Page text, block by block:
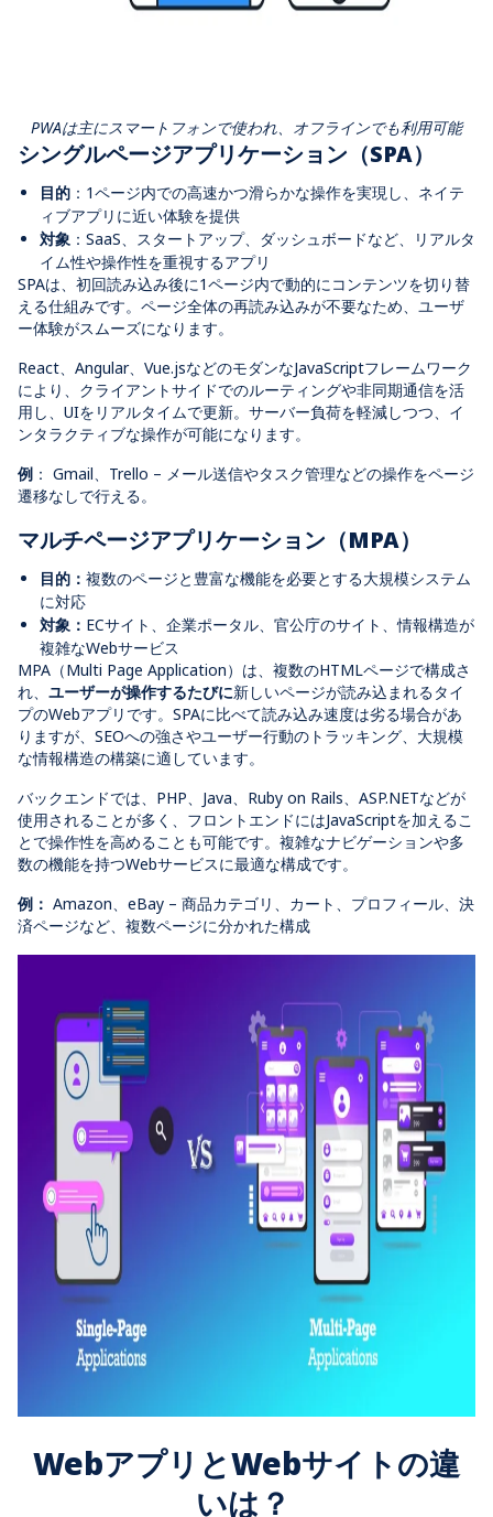
PWAは主にスマートフォンで使われ、オフラインでも利用可能
シングルページアプリケーション（SPA）
目的 ：1ページ内での高速かつ滑らかな操作を実現し、ネイテ
ィブアプリに近い体験を提供
対象 ：SaaS 、スタートアップ、ダッシュボードなど、リアルタ
イム性や操作性を重視するアプリ
SPAは、初回読み込み後に1ページ内で動的にコンテンツを切り替
える仕組みです。 ページ全体の再読み込みが不要なため、ユーザ
ー体験がスムーズになります。
React、Angular、Vue.jsなどのモダンなJavaScriptフレームワーク
により、クライアントサイドでのルーティングや非同期通信を活
用し、 UIをリアルタイムで更新。 サーバー負荷を軽減しつつ、イ
ンタラクティブな操作が可能になります。
例 ： Gmail、Trello – メール送信やタスク管理などの操作をページ
遷移なしで行える。
マルチページアプリケーション（MPA）
目的： 複数のページと豊富な機能を必要とする大規模システム
に対応
対象： ECサイト、企業ポータル、官公庁のサイト、情報構造が
複雑なWebサービス
MPA（Multi Page Application）は、複数のHTMLページで構成さ
れ、 ユーザーが操作するたびに新しいページが読み込まれるタイ
プのWebアプリです。 SPAに比べて読み込み速度は劣る場合があ
りますが、 SEOへの強さやユーザー行動のトラッキング
大規模
な情報構造の構築に適しています。
バックエンドでは、 PHP、Java、Ruby on Rails、ASP.NETなどが
使用されることが多く、フロントエンドにはJavaScriptを加えるこ
とで操作性を高めることも可能です。複雑なナビゲーションや多
数の機能を持つWebサービスに最適な構成です。
例： Amazon、eBay – 商品カテゴリ、カート、プロフィール、決
済ページなど、複数ページに分かれた構成
WebアプリとWebサイトの違
いは？